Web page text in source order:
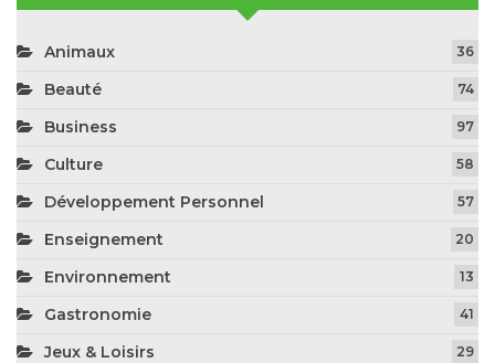
Animaux 36
Beauté 74
Business 97
Culture 58
Développement Personnel 57
Enseignement 20
Environnement 13
Gastronomie 41
Jeux & Loisirs 29